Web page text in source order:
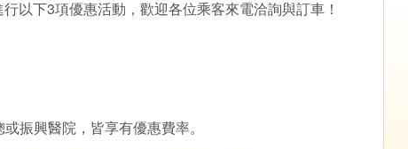
以下3項優惠活動，歡迎各位乘客來電洽詢與訂車！
振興醫院，皆享有優惠費率。